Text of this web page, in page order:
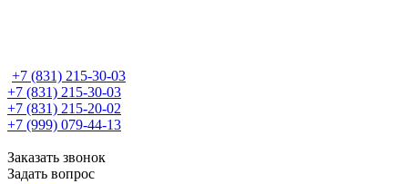
+7 (831) 215-30-03
+7 (831) 215-30-03
+7 (831) 215-20-02
+7 (999) 079-44-13
Заказать звонок
Задать вопрос